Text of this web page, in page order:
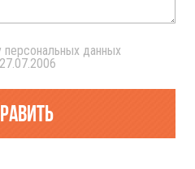
персональных данных